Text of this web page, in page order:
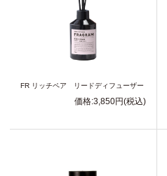
FR リッチペア リードディフューザー
価格:3,850円(税込)